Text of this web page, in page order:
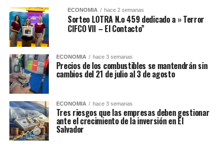
ECONOMIA hace 2 semanas
Sorteo LOTRA N.o 459 dedicado a » Terror
CIFCO VII – El Contacto”
ECONOMIA hace 3 semanas
Precios de los combustibles se mantendrán sin
cambios del 21 de julio al 3 de agosto
ECONOMIA hace 3 semanas
Tres riesgos que las empresas deben gestionar
ante el crecimiento de la inversión en El
Salvador